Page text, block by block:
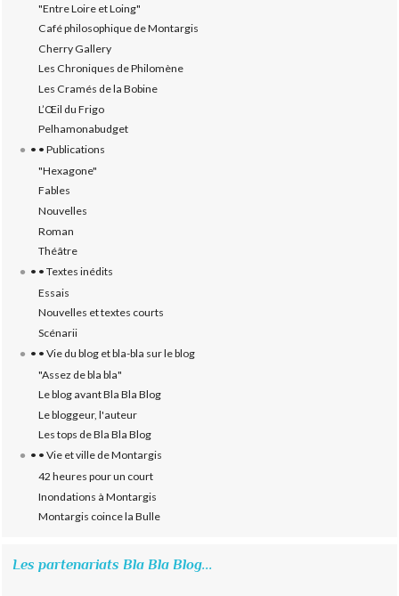
"Entre Loire et Loing"
Café philosophique de Montargis
Cherry Gallery
Les Chroniques de Philomène
Les Cramés de la Bobine
L’‎Œil du Frigo
Pelhamonabudget
• • Publications
"Hexagone"
Fables
Nouvelles
Roman
Théâtre
• • Textes inédits
Essais
Nouvelles et textes courts
Scénarii
• • Vie du blog et bla-bla sur le blog
"Assez de bla bla"
Le blog avant Bla Bla Blog
Le bloggeur, l'auteur
Les tops de Bla Bla Blog
• • Vie et ville de Montargis
42 heures pour un court
Inondations à Montargis
Montargis coince la Bulle
Les partenariats Bla Bla Blog...